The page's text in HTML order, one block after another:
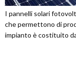
I pannelli solari
che permettono di
impianto è costituito